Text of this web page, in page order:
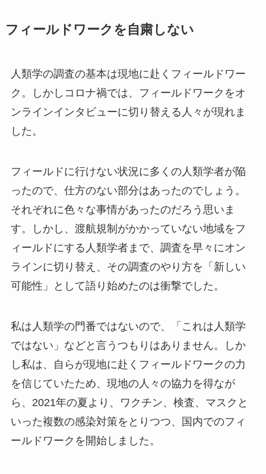
フィールドワークを自粛しない
人類学の調査の基本は現地に赴くフィールドワー
ク。しかしコロナ禍では、フィールドワークをオ
ンラインインタビューに切り替える人々が現れま
した。
フィールドに行けない状況に多くの人類学者が陥
ったので、仕方のない部分はあったのでしょう。
それぞれに色々な事情があったのだろう思いま
す。しかし、渡航規制がかかっていない地域をフ
ィールドにする人類学者まで、調査を早々にオン
ラインに切り替え、その調査のやり方を「新しい
可能性」として語り始めたのは衝撃でした。
私は人類学の門番ではないので、「これは人類学
ではない」などと言うつもりはありません。しか
し私は、自らが現地に赴くフィールドワークの力
を信じていたため、現地の人々の協力を得なが
ら、2021年の夏より、ワクチン、検査、マスクと
いった複数の感染対策をとりつつ、国内でのフィ
ールドワークを開始しました。